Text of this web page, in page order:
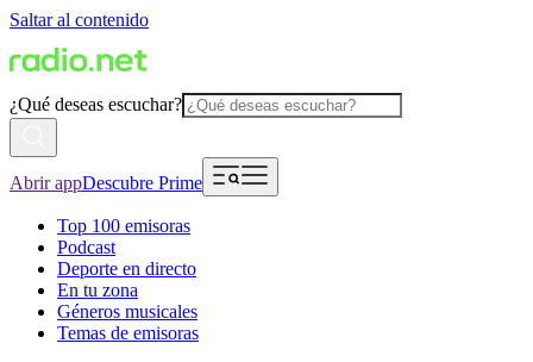
Saltar al contenido
¿Qué deseas escuchar?
Abrir appDescubre Prime
Top 100 emisoras
Podcast
Deporte en directo
En tu zona
Géneros musicales
Temas de emisoras